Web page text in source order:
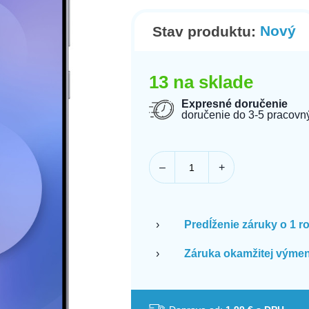
Stav produktu: Nový
13 na sklade
Expresné doručenie
doručenie do 3-5
– +
› Predĺženie záruky o 1
› Záruka okamžitej